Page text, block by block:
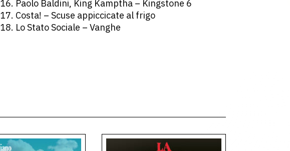
16. Paolo Baldini, King Kamptha – Kingstone 6
17. Costa! – Scuse appiccicate al frigo
18. Lo Stato Sociale – Vanghe